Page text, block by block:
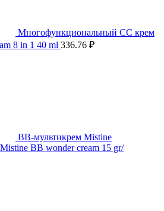
Многофункциональный СС крем
8 in 1 40 ml 336.76 ₽
BB-мультикрем Mistine
BB wonder cream 15 gr/